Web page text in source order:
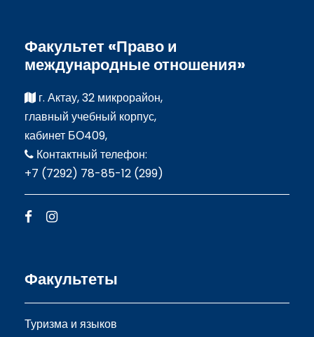
Факультет «Право и
международные отношения»
г. Актау, 32 микрорайон,
главный учебный корпус,
кабинет БО409,
Контактный телефон:
+7 (7292) 78-85-12 (299)
Факультеты
Туризма и языков